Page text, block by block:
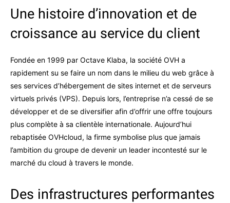
Une histoire d’innovation et de
croissance au service du client
Fondée en 1999 par Octave Klaba, la société OVH a
rapidement su se faire un nom dans le milieu du web grâce à
ses services d’hébergement de sites internet et de serveurs
virtuels privés (VPS). Depuis lors, l’entreprise n’a cessé de se
développer et de se diversifier afin d’offrir une offre toujours
plus complète à sa clientèle internationale. Aujourd’hui
rebaptisée OVHcloud, la firme symbolise plus que jamais
l’ambition du groupe de devenir un leader incontesté sur le
marché du cloud à travers le monde.
Des infrastructures performantes